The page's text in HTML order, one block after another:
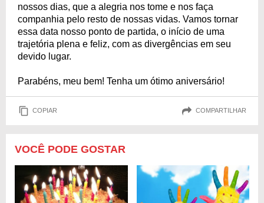
nossos dias, que a alegria nos tome e nos faça
companhia pelo resto de nossas vidas. Vamos tornar
essa data nosso ponto de partida, o início de uma
trajetória plena e feliz, com as divergências em seu
devido lugar.
Parabéns, meu bem! Tenha um ótimo aniversário!
COPIAR COMPARTILHAR
VOCÊ PODE GOSTAR